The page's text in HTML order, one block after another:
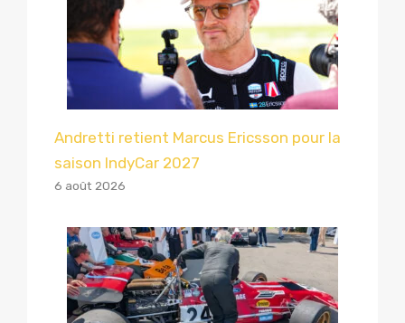
Andretti retient Marcus Ericsson pour la
saison IndyCar 2027
6 août 2026